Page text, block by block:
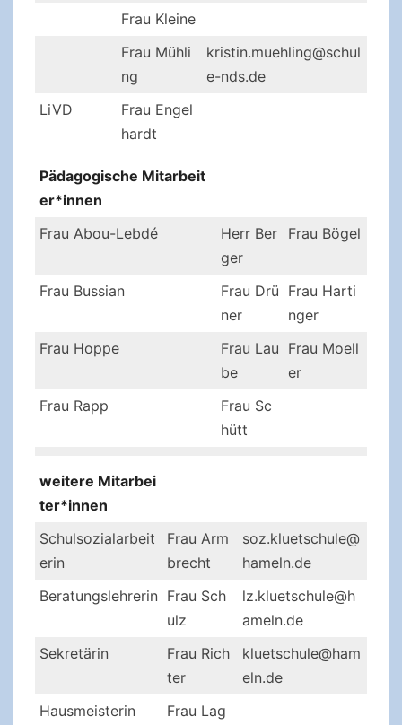
Frau Kleine
Frau Mühli
ng
kristin.muehling@schul
e-nds.de
LiVD
Frau Engel
hardt
Pädagogische Mitarbeit
er*innen
Frau Abou-Lebdé
Herr Ber
ger
Frau Bögel
Frau Bussian
Frau Drü
ner
Frau Harti
nger
Frau Hoppe
Frau Lau
be
Frau Moell
er
Frau Rapp
Frau Sc
hütt
weitere Mitarbei
ter*innen
Schulsozialarbeit
erin
Frau Arm
brecht
soz.kluetschule@
hameln.de
Beratungslehrerin Frau Sch
ulz
lz.kluetschule@h
ameln.de
Sekretärin
Frau Rich
ter
kluetschule@ham
eln.de
Hausmeisterin
Frau Lag